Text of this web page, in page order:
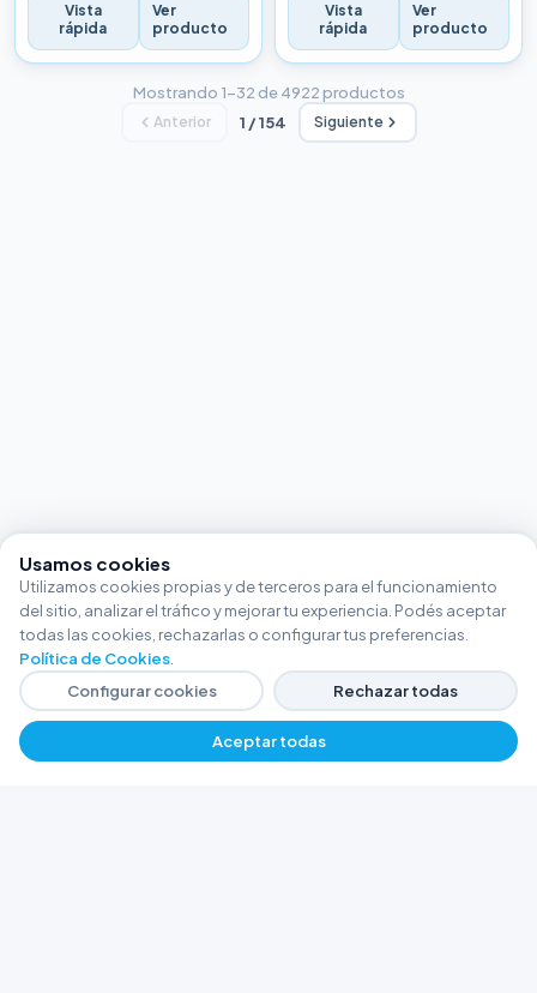
Vista
rápida
Ver
producto
Vista
rápida
Ver
producto
Mostrando 1–32 de 4922 productos
Anterior 1 / 154 Siguiente
Usamos cookies
Utilizamos cookies propias y de terceros para el funcionamiento
del sitio, analizar el tráfico y mejorar tu experiencia. Podés aceptar
todas las cookies, rechazarlas o configurar tus preferencias.
Política de Cookies
Configurar cookies
Rechazar todas
Aceptar todas